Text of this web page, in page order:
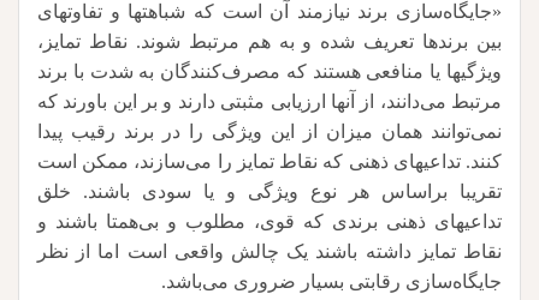
«جایگاه‌سازی برند نیازمند آن است که شباهتها و تفاوتهای
بین برندها تعریف شده و به هم مرتبط شوند. نقاط تمایز،
ویژگیها یا منافعی هستند که مصرف‌کنندگان به شدت با برند
مرتبط می‌دانند، از آنها ارزیابی مثبتی دارند و بر این باورند که
نمی‌توانند همان میزان از این ویژگی را در برند رقیب پیدا
کنند. تداعیهای ذهنی که نقاط تمایز را می‌سازند، ممکن است
تقریبا براساس هر نوع ویژگی و یا سودی باشند. خلق
تداعیهای ذهنی برندی که قوی، مطلوب و بی‌همتا باشند و
نقاط تمایز داشته باشند یک چالش واقعی است اما از نظر
جایگاه‌سازی رقابتی بسیار ضروری می‌باشد.